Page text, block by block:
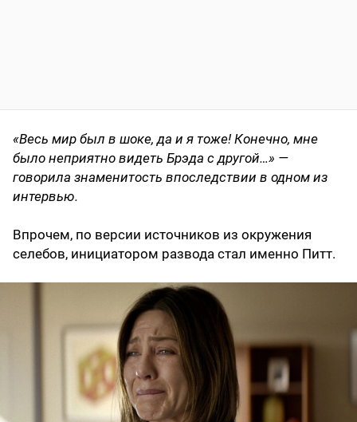
«Весь мир был в шоке, да и я тоже! Конечно, мне
было неприятно видеть Брэда с другой…» —
говорила знаменитость впоследствии в одном из
интервью.
Впрочем, по версии источников из окружения
селебов, инициатором развода стал именно Питт.